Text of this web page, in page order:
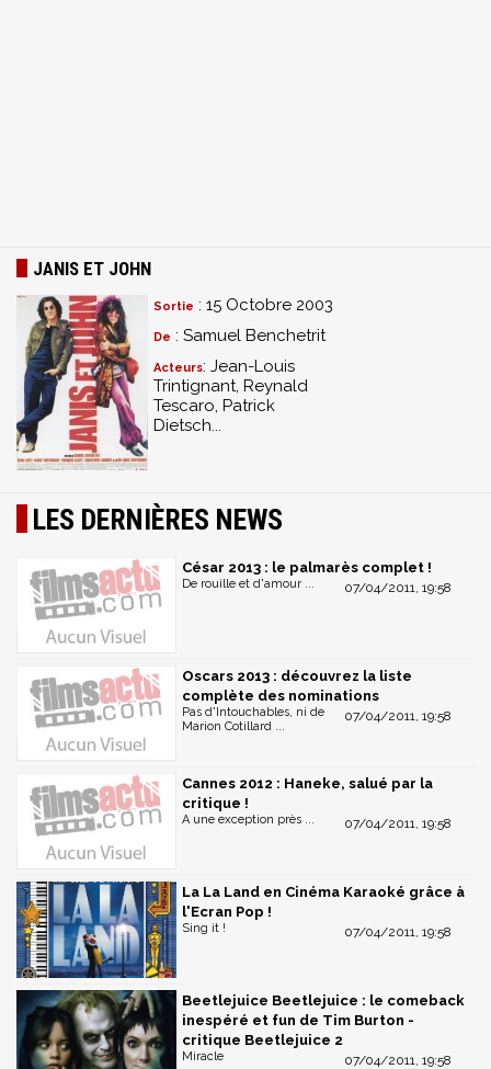
JANIS ET JOHN
Sortie : 15 Octobre 2003
De : Samuel Benchetrit
Acteurs: Jean-Louis
Trintignant, Reynald
Tescaro, Patrick
Dietsch...
LES DERNIÈRES NEWS
César 2013 : le palmarès complet !
07/04/2011, 19:58
De rouille et d'amour ...
Oscars 2013 : découvrez la liste
complète des nominations
07/04/2011, 19:58
Pas d'Intouchables, ni de
Marion Cotillard ...
Cannes 2012 : Haneke, salué par la
critique !
07/04/2011, 19:58
A une exception près ...
La La Land en Cinéma Karaoké grâce à
l'Ecran Pop !
07/04/2011, 19:58
Sing it !
Beetlejuice Beetlejuice : le comeback
inespéré et fun de Tim Burton -
critique Beetlejuice 2
07/04/2011, 19:58
Miracle